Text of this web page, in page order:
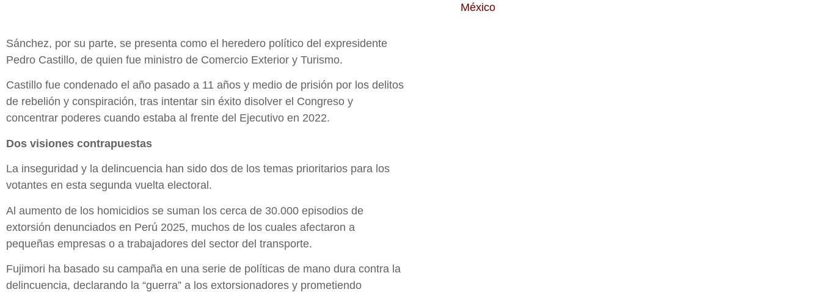
Sánchez, por su parte, se presenta como el heredero político del expresidente
Pedro Castillo, de quien fue ministro de Comercio Exterior y Turismo.
Castillo fue condenado el año pasado a 11 años y medio de prisión por los delitos
de rebelión y conspiración, tras intentar sin éxito disolver el Congreso y
concentrar poderes cuando estaba al frente del Ejecutivo en 2022.
Dos visiones contrapuestas
La inseguridad y la delincuencia han sido dos de los temas prioritarios para los
votantes en esta segunda vuelta electoral.
Al aumento de los homicidios se suman los cerca de 30.000 episodios de
extorsión denunciados en Perú 2025, muchos de los cuales afectaron a
pequeñas empresas o a trabajadores del sector del transporte.
Fujimori ha basado su campaña en una serie de políticas de mano dura contra la
delincuencia, declarando la “guerra” a los extorsionadores y prometiendo
México